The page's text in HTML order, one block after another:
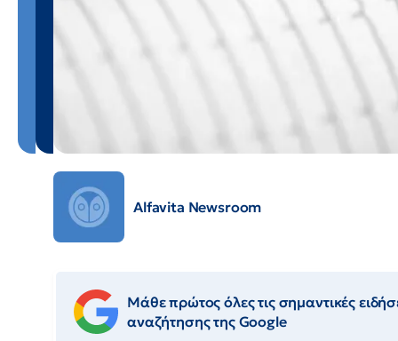
Alfavita Newsroom
Μάθε πρώτος όλες τις σημαντικές
αναζήτησης της Google